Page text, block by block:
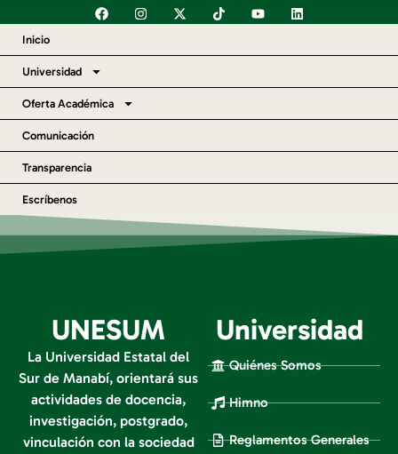
Inicio
Universidad
Oferta Académica
Comunicación
Transparencia
Escríbenos
UNESUM
La Universidad Estatal del
Sur de Manabí, orientará sus
actividades de docencia,
investigación, postgrado,
vinculación con la sociedad
Universidad
Quiénes Somos
Himno
Reglamentos Generales